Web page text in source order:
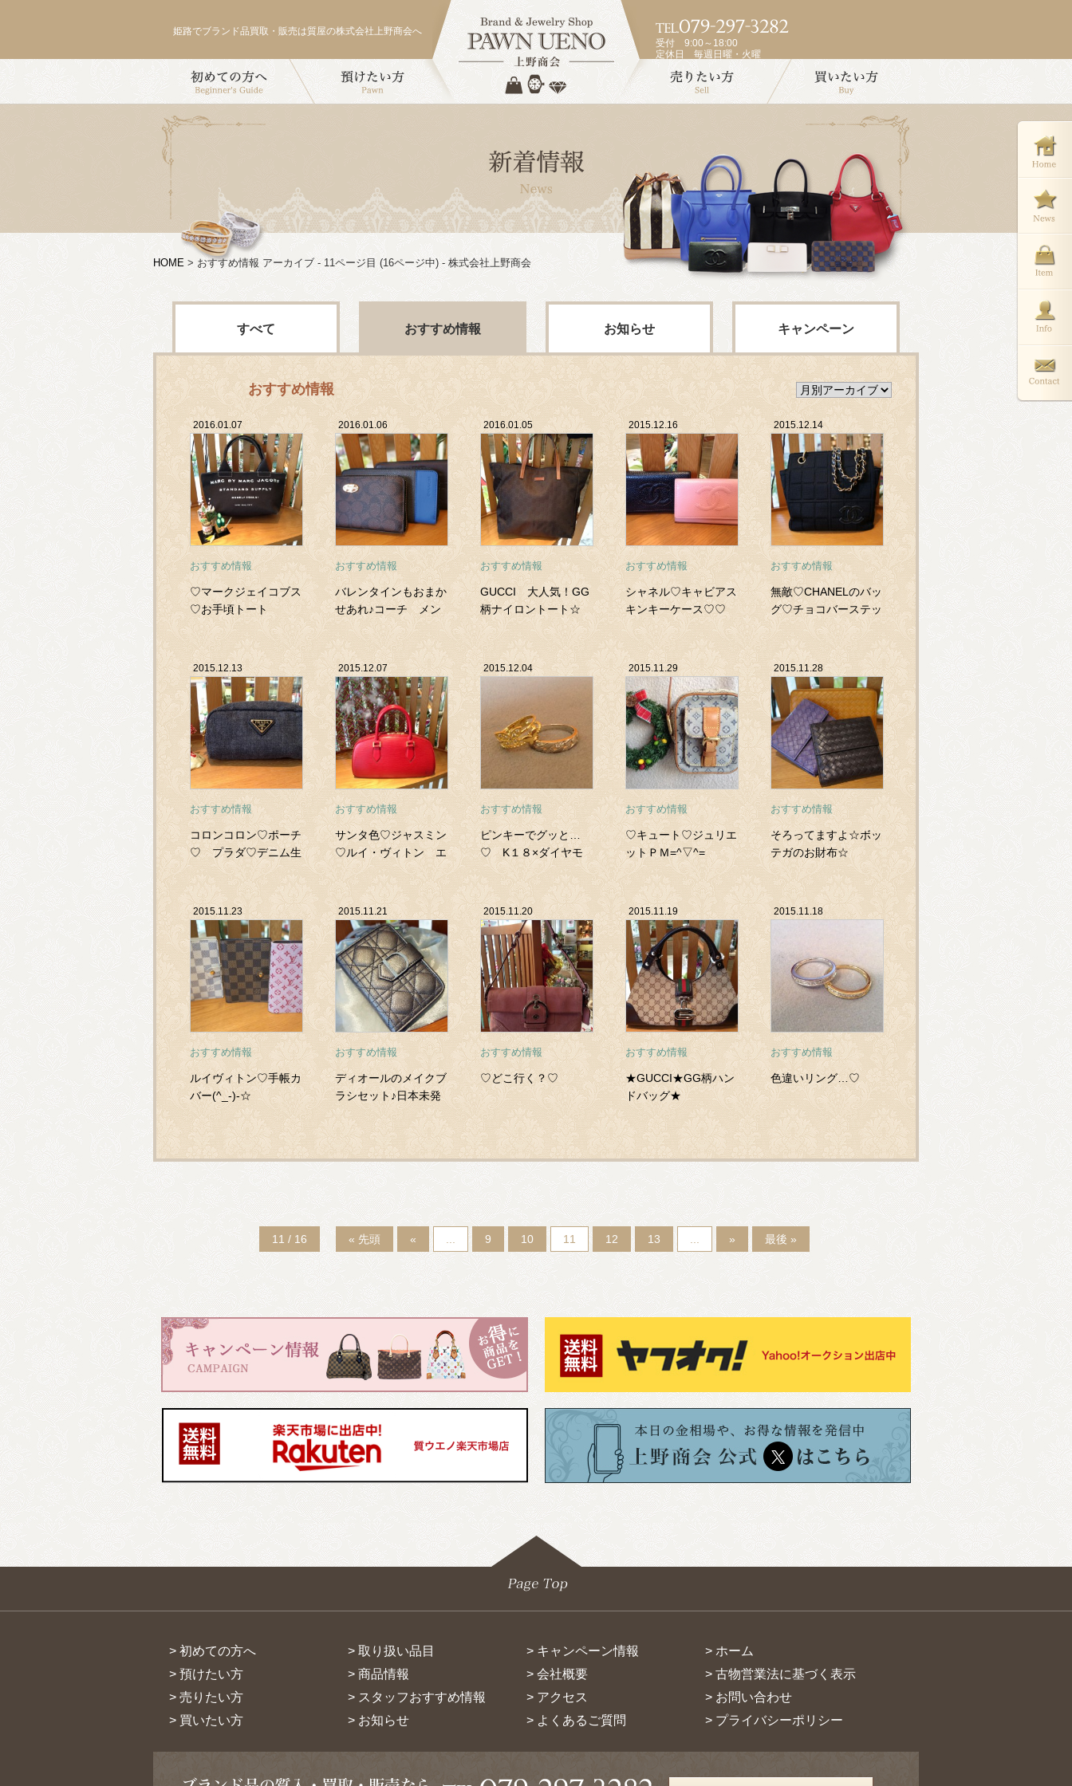
姫路でブランド品買取・販売は質屋の株式会社上野商会へ
受付 9:00～18:00
定休日 毎週日曜・火曜
HOME > おすすめ情報 アーカイブ - 11ページ目 (16ページ中) - 株式会社上野商会
すべて おすすめ情報 お知らせ キャンペーン
おすすめ情報
2016.01.07
おすすめ情報
♡マークジェイコブス
♡お手頃トート
2016.01.06
おすすめ情報
バレンタインもおまか
せあれ♪コーチ メン
ズ 長財布
2016.01.05
おすすめ情報
GUCCI 大人気！GG
柄ナイロントート☆
2015.12.16
おすすめ情報
シャネル♡キャビアス
キンキーケース♡♡
2015.12.14
おすすめ情報
無敵♡CHANELのバッ
グ♡チョコバーステッ
チ♡チェーンショルダ
ー♡
2015.12.13
おすすめ情報
コロンコロン♡ポーチ
♡ プラダ♡デニム生
2015.12.07
おすすめ情報
サンタ色♡ジャスミン
♡ルイ・ヴィトン エ
ピ 赤
2015.12.04
おすすめ情報
ピンキーでグッと…
♡ K１８×ダイヤモ
ンド
2015.11.29
おすすめ情報
♡キュート♡ジュリエ
ットＰＭ=^▽^=
2015.11.28
おすすめ情報
そろってますよ☆ボッ
テガのお財布☆
2015.11.23
おすすめ情報
ルイヴィトン♡手帳カ
バー(^_-)-☆
2015.11.21
おすすめ情報
ディオールのメイクブ
ラシセット♪日本未発
売！！
2015.11.20
おすすめ情報
♡どこ行く？♡
2015.11.19
おすすめ情報
★GUCCI★GG柄ハン
ドバッグ★
2015.11.18
おすすめ情報
色違いリング…♡
11 / 16 « 先頭 « 9 10 11 12 13 » 最後 »
> 初めての方へ > 取り扱い品目 > キャンペーン情報
> ホーム
> 預けたい方
> 商品情報 > 会社概要
> 古物営業法に基づく表示
> 売りたい方
> スタッフおすすめ情報 > アクセス
> お問い合わせ
> 買いたい方
> お知らせ > よくあるご質問 > プライバシーポリシー